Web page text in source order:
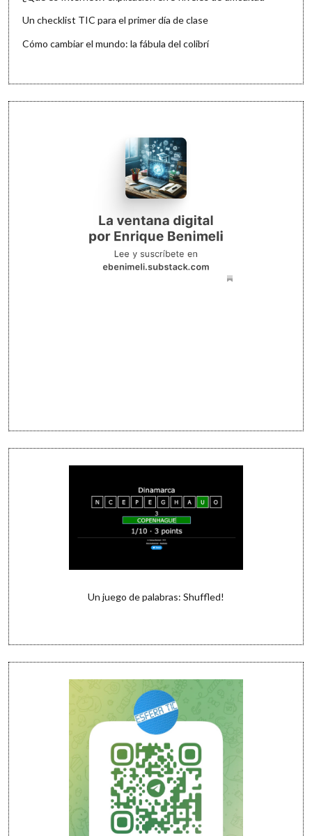
Un checklist TIC para el primer día de clase
Cómo cambiar el mundo: la fábula del colibrí
Un juego de palabras: Shuffled!